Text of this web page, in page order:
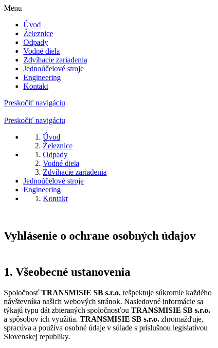
Menu
Úvod
Železnice
Odpady
Vodné diela
Zdvíhacie zariadenia
Jednoúčelové stroje
Engineering
Kontakt
Preskočiť navigáciu
Preskočiť navigáciu
Úvod
Železnice
Odpady
Vodné diela
Zdvíhacie zariadenia
Jednoúčelové stroje
Engineering
Kontakt
Vyhlásenie o ochrane osobných údajov
1. Všeobecné ustanovenia
Spoločnosť TRANSMISIE SB s.r.o. rešpektuje súkromie každého
návštevníka našich webových stránok. Nasledovné informácie sa
týkajú typu dát zbieraných spoločnosťou TRANSMISIE SB s.r.o.
a spôsobov ich využitia. TRANSMISIE SB s.r.o. zhromažďuje,
spracúva a používa osobné údaje v súlade s príslušnou legislatívou
Slovenskej republiky.